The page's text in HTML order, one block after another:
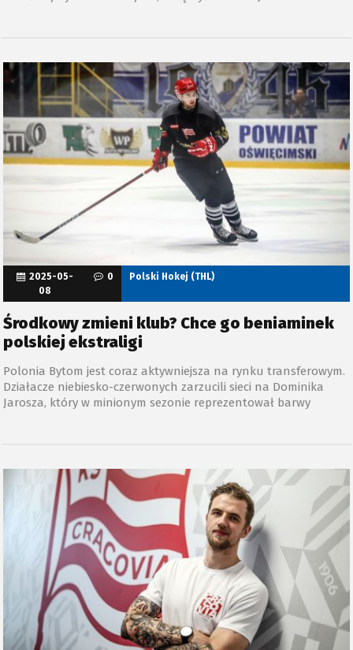
Środkowy zmieni klub? Chce go beniaminek
polskiej ekstraligi
Polonia Bytom jest coraz aktywniejsza na rynku transferowym.
Działacze niebiesko-czerwonych zarzucili sieci na Dominika
Jarosza, który w minionym sezonie reprezentował barwy
2025-05-
08
0 Polski Hokej (THL)